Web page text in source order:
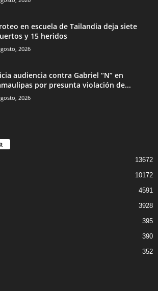
en escuela de Tailandia deja siete
y 15 heridos
2026
audiencia contra Gabriel “N” en
por presunta violación de...
2026
13672
10172
4591
3928
395
390
352